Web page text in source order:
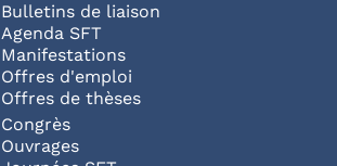
Bulletins de liaison
Agenda SFT
Manifestations
Offres d'emploi
Offres de thèses
Congrès
Ouvrages